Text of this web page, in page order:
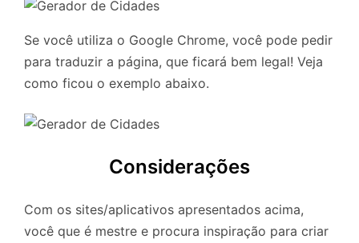
Se você utiliza o Google Chrome, você pode pedir
para traduzir a página, que ficará bem legal! Veja
como ficou o exemplo abaixo.
Considerações
Com os sites/aplicativos apresentados acima,
você que é mestre e procura inspiração para criar